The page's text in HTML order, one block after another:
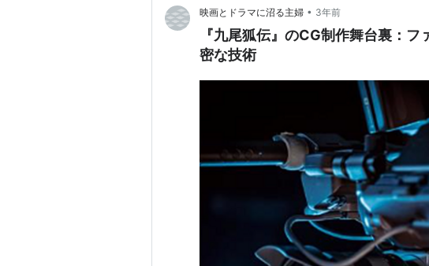
映画とドラマに沼る主婦 • 3年前
『九尾狐伝』のCG制作舞台裏：
密な技術